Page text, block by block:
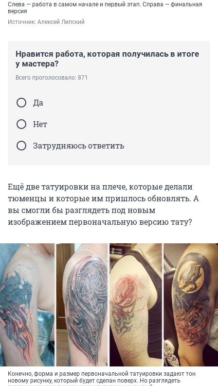
Слева — работа в самом начале и первый этап. Справа — финальная
версия
Источник: Алексей Липский
Нравится работа, которая получилась в итоге
у мастера?
Всего проголосовало: 871
Да
Нет
Затрудняюсь ответить
Ещё две татуировки на плече, которые делали
тюменцы и которые им пришлось обновлять. А
вы смогли бы разглядеть под новым
изображением первоначальную версию тату?
Конечно, форма и размер первоначальной татуировки задают тон
новому рисунку, который будет сделан поверх. Но разглядеть